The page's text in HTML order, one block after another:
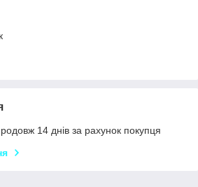
14 днів за рахунок покупця